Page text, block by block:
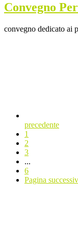
Convegno
convegno dedicato ai
precedente
1
2
3
...
6
Pagina